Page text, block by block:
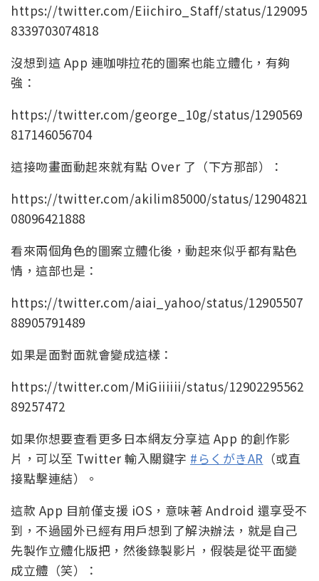
https://twitter.com/Eiichiro_Staff/status/129095
8339703074818
沒想到這 App 連咖啡拉花的圖案也能立體化，有夠
強：
https://twitter.com/george_10g/status/1290569
817146056704
這接吻畫面動起來就有點 Over 了（下方那部）：
https://twitter.com/akilim85000/status/12904821
08096421888
看來兩個角色的圖案立體化後，動起來似乎都有點色
情，這部也是：
https://twitter.com/aiai_yahoo/status/12905507
88905791489
如果是面對面就會變成這樣：
https://twitter.com/MiGiiiiii/status/12902295562
89257472
如果你想要查看更多日本網友分享這 App 的創作影
片，可以至 Twitter 輸入關鍵字 #らくがきAR （或直
接點擊連結）。
這款 App 目前僅支援 iOS，意味著 Android 還享受不
到，不過國外已經有用戶想到了解決辦法，就是自己
先製作立體化版把，然後錄製影片，假裝是從平面變
成立體（笑）：